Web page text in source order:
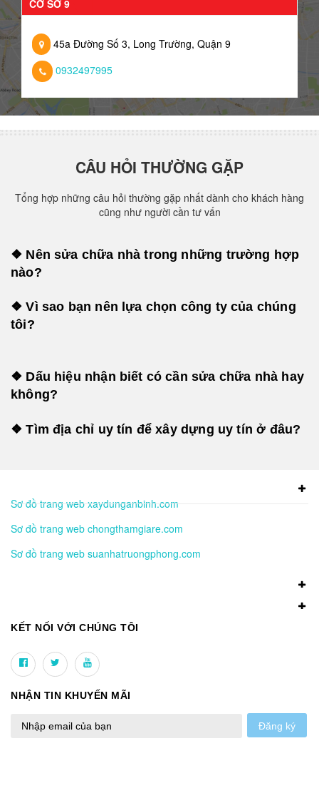
CƠ SỞ 9
45a Đường Số 3, Long Trường, Quận 9
0932497995
CÂU HỎI THƯỜNG GẶP
Tổng hợp những câu hỏi thường gặp nhất dành cho khách hàng
cũng như người cần tư vấn
❖ Nên sửa chữa nhà trong những trường hợp
nào?
❖ Vì sao bạn nên lựa chọn công ty của chúng
tôi?
❖ Dấu hiệu nhận biết có cần sửa chữa nhà hay
không?
❖ Tìm địa chỉ uy tín để xây dựng uy tín ở đâu?
Sơ đồ trang web xaydunganbinh.com
Sơ đồ trang web chongthamgiare.com
Sơ đồ trang web suanhatruongphong.com
KẾT NỐI VỚI CHÚNG TÔI
NHẬN TIN KHUYẾN MÃI
Đăng ký